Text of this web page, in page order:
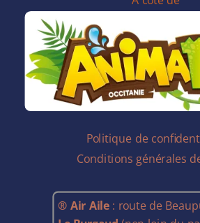
Politique de
Conditions générales
® Air Aile: route de